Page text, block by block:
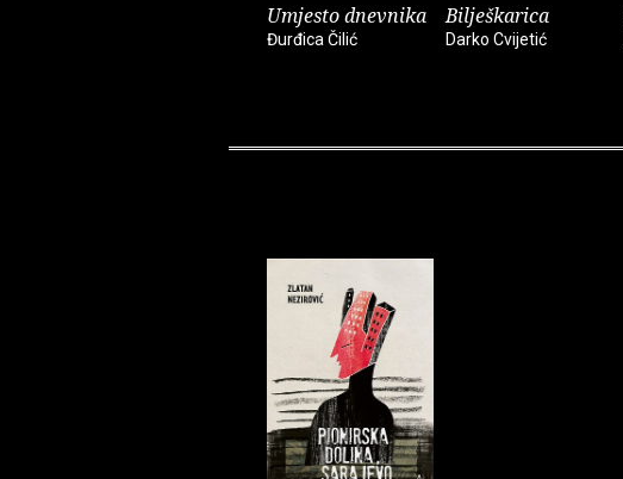
Umjesto dnevnika
Đurđica Čilić
Bilješkarica
Darko Cvijetić